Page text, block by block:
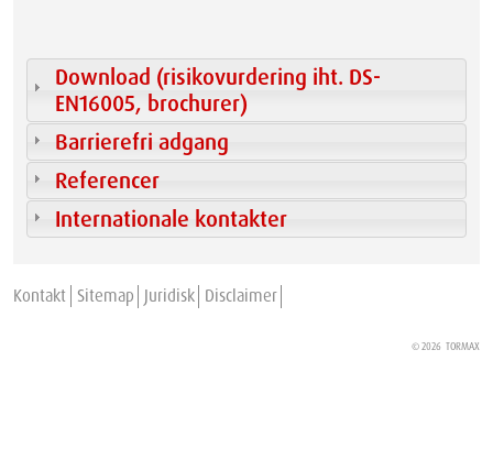
Download (risikovurdering iht. DS-
EN16005, brochurer)
Barrierefri adgang
Referencer
Internationale kontakter
Kontakt Sitemap Juridisk Disclaimer
© 2026 TORMAX